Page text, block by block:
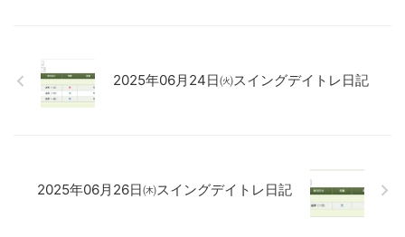
2025年06月24日㈫スイングデイトレ日記
2025年06月26日㈭スイングデイトレ日記